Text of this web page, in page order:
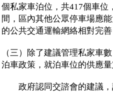
個私家車泊位，共417個車位
間，區內其他公眾停車場應
的公共交通運輸網絡相對完
（三）除了建議管理私家車
泊車政策，就泊車位的供應
政府認同交諮會的建議，